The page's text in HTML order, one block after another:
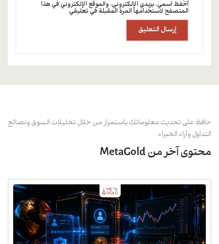
احفظ اسمي، بريدي الإلكتروني، والموقع الإلكتروني في هذا
المتصفح لاستخدامها المرة المقبلة في تعليقي.
حافظ على تحديث معلوماتك باستمرار من خلال تحليلات السوق ونصائح
التداول وآراء الخبراء.
محتوى آخر من MetaGold